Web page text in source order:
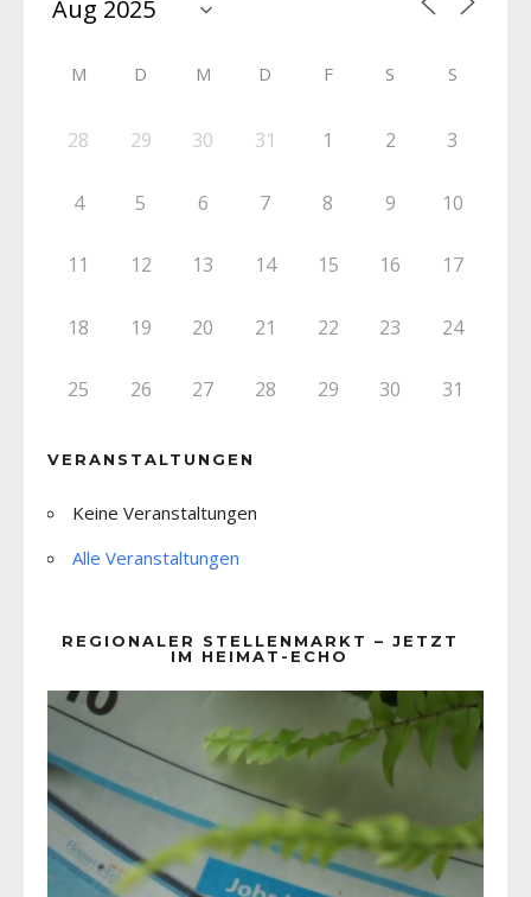
M D M D F S S
28 29 30 31 1 2 3
4 5 6 7 8 9 10
11 12 13 14 15 16 17
18 19 20 21 22 23 24
25 26 27 28 29 30 31
VERANSTALTUNGEN
Keine Veranstaltungen
Alle Veranstaltungen
REGIONALER STELLENMARKT – JETZT
IM HEIMAT-ECHO
Player